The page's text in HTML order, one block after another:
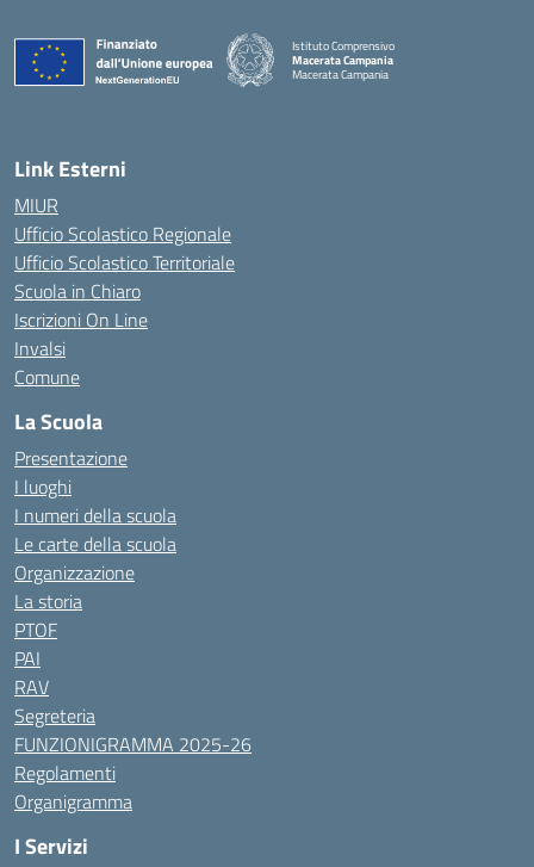
Istituto Comprensivo
Macerata Campania
Macerata Campania
— Visita la pagina iniziale della scuola
Link Esterni
MIUR
Ufficio Scolastico Regionale
Ufficio Scolastico Territoriale
Scuola in Chiaro
Iscrizioni On Line
Invalsi
Comune
La Scuola
Presentazione
I luoghi
I numeri della scuola
Le carte della scuola
Organizzazione
La storia
PTOF
PAI
RAV
Segreteria
FUNZIONIGRAMMA 2025-26
Regolamenti
Organigramma
I Servizi